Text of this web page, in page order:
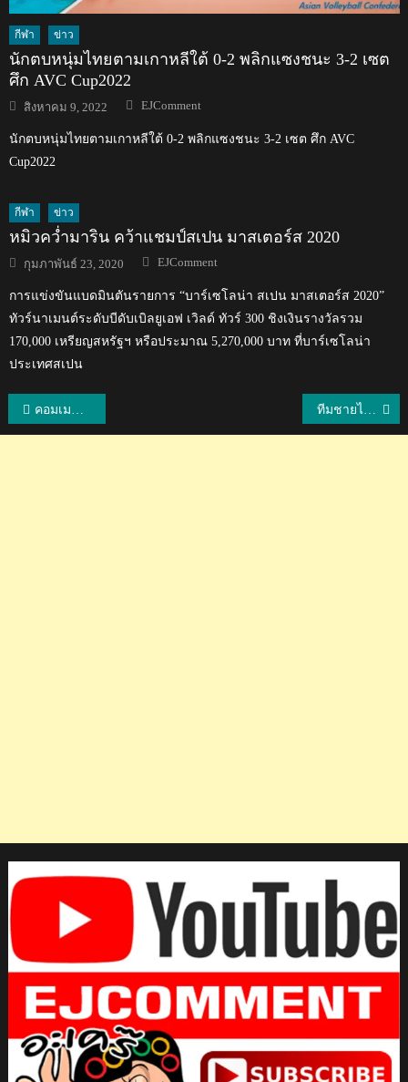
กีฬา ข่าว
นักตบหนุ่มไทยตามเกาหลีใต้ 0-2 พลิกแซงชนะ 3-2 เซต
ศึก AVC Cup2022
Posted
on
สิงหาคม 9, 2022 Author
EJComment
นักตบหนุ่มไทยตามเกาหลีใต้ 0-2 พลิกแซงชนะ 3-2 เซต ศึก AVC
Cup2022
กีฬา ข่าว
หมิวคว่ำมาริน คว้าแชมป์สเปน มาสเตอร์ส 2020
Posted
on
กุมภาพันธ์ 23, 2020 Author
EJComment
การแข่งขันแบดมินตันรายการ “บาร์เซโลน่า สเปน มาสเตอร์ส 2020”
ทัวร์นาเมนต์ระดับบีดับเบิลยูเอฟ เวิลด์ ทัวร์ 300 ชิงเงินรางวัลรวม
170,000 เหรียญสหรัฐฯ หรือประมาณ 5,270,000 บาท ที่บาร์เซโลน่า
ประเทศสเปน
แนะแนว
คอมเมนต์ชาวเวียดนามหลังกวินทร์ย้ายเข้าร่วมทีมคอนซาโดเล ซัปโปโร ทีมชายไทยชนะญี่ปุ่น 4-1 คู่ ศึกขนไก่ชิงแชมป์เอเชีย ประเภททีม